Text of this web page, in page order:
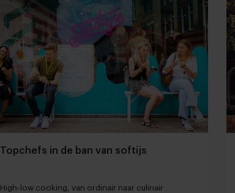
Topchefs in de ban van softijs
High-low cooking, van ordinair naar culinair